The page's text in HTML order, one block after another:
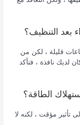
بعد التنظيف؟
قليلة ، لكن من
إذا كان لديك نافذة ، فتأكد
الطاقة؟
تأثير مؤقت ، لكنه لا